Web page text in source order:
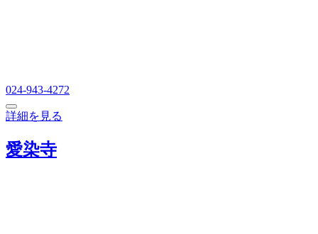
024-943-4272
詳細を見る
愛染寺